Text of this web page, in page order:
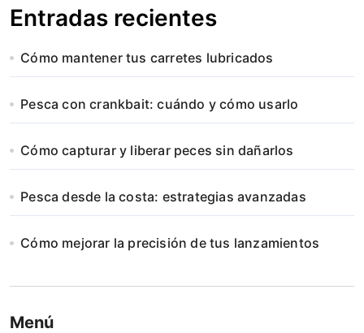
Entradas recientes
Cómo mantener tus carretes lubricados
Pesca con crankbait: cuándo y cómo usarlo
Cómo capturar y liberar peces sin dañarlos
Pesca desde la costa: estrategias avanzadas
Cómo mejorar la precisión de tus lanzamientos
Menú